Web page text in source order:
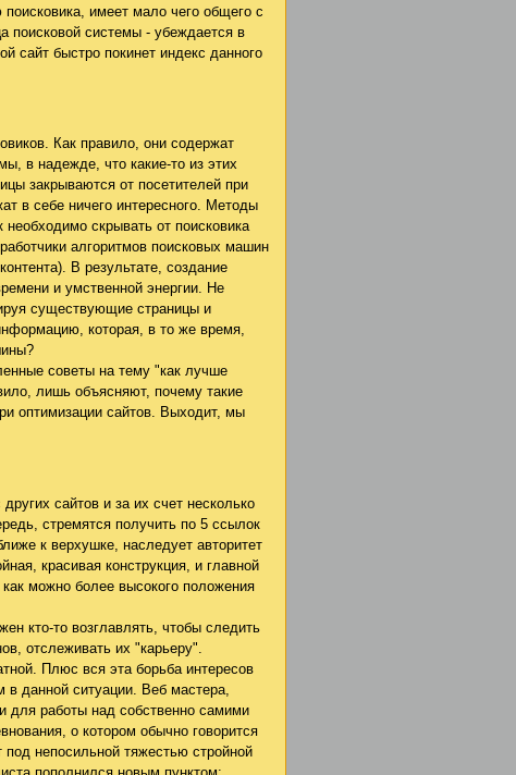
имеет мало чего общего с
поисковой системы - убеждается в
сайт быстро покинет индекс данного
Как правило, они содержат
в надежде, что какие-то из этих
закрываются от посетителей при
в себе ничего интересного. Методы
скрывать от поисковика
алгоритмов поисковых машин
В результате, создание
и умственной энергии. Не
существующие страницы и
которая, в то же время,
советы на тему "как лучше
лишь объясняют, почему такие
оптимизации сайтов. Выходит, мы
сайтов и за их счет несколько
стремятся получить по 5 ссылок
к верхушке, наследует авторитет
красивая конструкция, и главной
можно более высокого положения
кто-то возглавлять, чтобы следить
отслеживать их "карьеру".
Плюс вся эта борьба интересов
данной ситуации. Веб мастера,
для работы над собственно самими
о котором обычно говорится
под непосильной тяжестью стройной